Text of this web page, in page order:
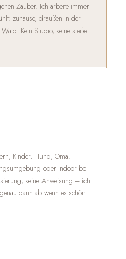
Zauber. Ich arbeite immer
zuhause, draußen in der
Kein Studio, keine steife
Kinder, Hund, Oma.
oder indoor bei
keine Anweisung – ich
dann ab wenn es schön